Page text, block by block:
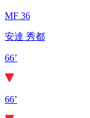
MF 36
安達 秀都
66’
66’